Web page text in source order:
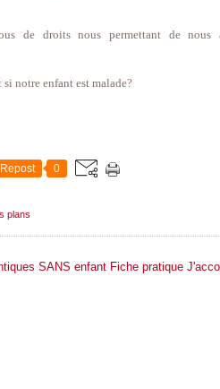
de droits nous permettant de nous
notre enfant est malade?
Repost 0
plans
SANS enfant Fiche pratique